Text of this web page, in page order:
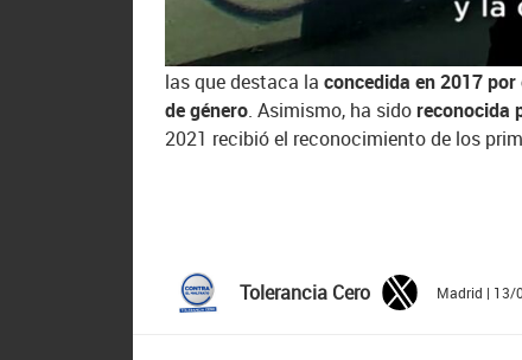
digitales de Atresmedia y Mutua
En esta década, la iniciativa ha recibido
las que destaca laconcedida en 2017
de género. Asimismo, ha sidoreconocida
2021 recibió el reconocimiento de los
Tolerancia Cero Madrid | 13/